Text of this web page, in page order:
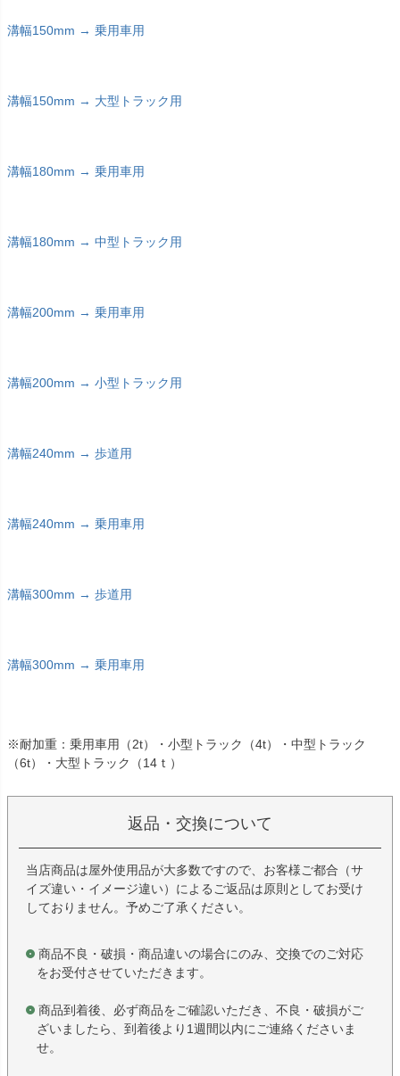
溝幅150mm → 乗用車用
溝幅150mm → 大型トラック用
溝幅180mm → 乗用車用
溝幅180mm → 中型トラック用
溝幅200mm → 乗用車用
溝幅200mm → 小型トラック用
溝幅240mm → 歩道用
溝幅240mm → 乗用車用
溝幅300mm → 歩道用
溝幅300mm → 乗用車用
※耐加重：乗用車用（2t）・小型トラック（4t）・中型トラック
（6t）・大型トラック（14ｔ）
返品・交換について
当店商品は屋外使用品が大多数ですので、お客様ご都合（サ
イズ違い・イメージ違い）によるご返品は原則としてお受け
しておりません。予めご了承ください。
商品不良・破損・商品違いの場合にのみ、交換でのご対応
をお受付させていただきます。
商品到着後、必ず商品をご確認いただき、不良・破損がご
ざいましたら、到着後より1週間以内にご連絡くださいま
せ。